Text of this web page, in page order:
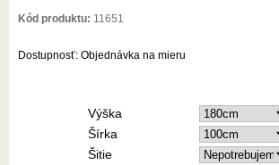
Kód produktu: 11651
Dostupnosť: Objednávka na mieru
Výška
Šírka
Šitie